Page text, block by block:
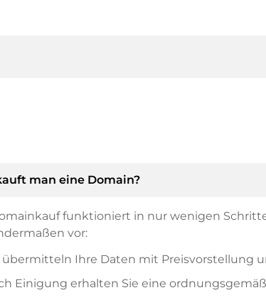
man eine Domain?
funktioniert in nur wenigen
vor:
übermitteln Ihre Daten mit Preisvorstellung
Einigung erhalten Sie eine